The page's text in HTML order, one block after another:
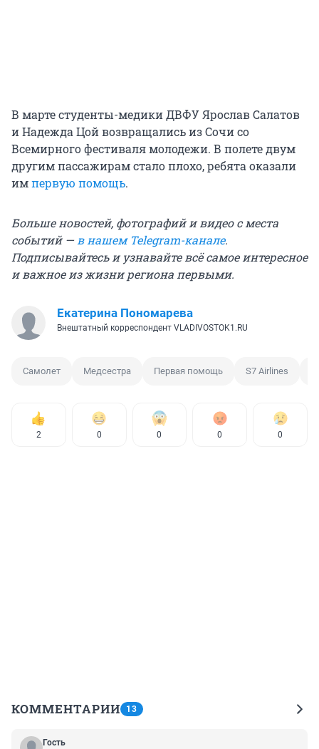
В марте студенты-медики ДВФУ Ярослав Салатов
и Надежда Цой возвращались из Сочи со
Всемирного фестиваля молодежи. В полете двум
другим пассажирам стало плохо, ребята оказали
импервую помощь.
Больше новостей, фотографий и видео с места
событий — в нашем Telegram-канале.
Подписывайтесь и узнавайте всё самое интересное
и важное из жизни региона первыми.
Екатерина Пономарева
Внештатный корреспондент VLADIVOSTOK1.RU
Самолет Медсестра Первая помощь S7 Airlines
2 0 0 0 0
КОММЕНТАРИИ 13
Гость